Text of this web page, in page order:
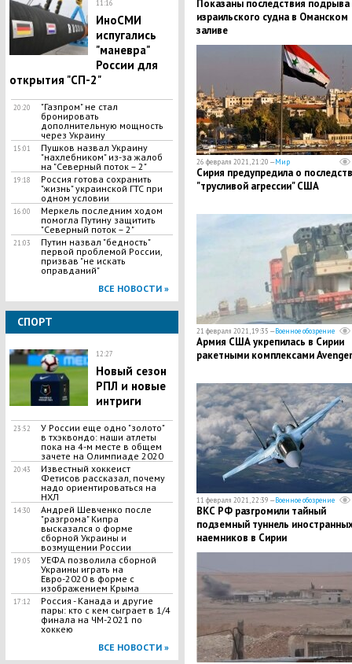
11:16
ИноСМИ
испугались
"маневра"
России для
открытия "СП-2"
20:20
"Газпром" не стал
бронировать
дополнительную мощность
через Украину
15:01
Пушков назвал Украину
"нахлебником" из-за жалоб
на "Северный поток – 2"
19:18
Россия готова сохранить
"жизнь" украинской ГТС при
одном условии
16:00
Меркель последним ходом
помогла Путину защитить
"Северный поток – 2"
21:03
Путин назвал "бедность"
первой проблемой России,
призвав "не искать
оправданий"
ВСЕ НОВОСТИ »
СПОРТ
12:27
Новый сезон
РПЛ и новые
интриги
23:52
У России еще одно "золото"
в тхэквондо: наши атлеты
пока на 4-м месте в общем
зачете на Олимпиаде 2020
20:43
Известный хоккеист
Фетисов рассказал, почему
надо ориентироваться на
НХЛ
14:30
Андрей Шевченко после
"разгрома" Кипра
высказался о форме
сборной Украины и
возмущении России
19:05
УЕФА позволила сборной
Украины играть на
Евро-2020 в форме с
изображением Крыма
17:12
Россия - Канада и другие
пары: кто с кем сыграет в 1/4
финала на ЧМ-2021 по
хоккею
ВСЕ НОВОСТИ »
Показаны последствия подрыва
израильского судна в Оманском
заливе
26 февраля 2021, 21:20 —Мир
Сирия предупредила о
"трусливой агрессии" США
21 февраля 2021, 19:35 —Военное обозрение
Армия США укрепилась в Сирии
ракетными комплексами Avenger
11 февраля 2021, 22:39 —Военное обозрение
ВКС РФ разгромили тайный
подземный туннель
наемников в Сирии